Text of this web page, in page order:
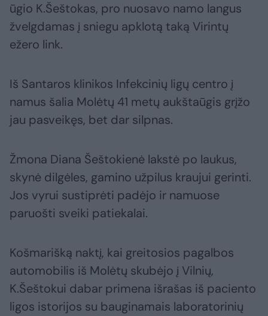
ūgio K.Šeštokas, pro nuosavo namo langus
žvelgdamas į sniegu apklotą taką Virintų
ežero link.
Iš Santaros klinikos Infekcinių ligų centro į
namus šalia Molėtų 41 metų aukštaūgis grįžo
jau pasveikęs, bet dar silpnas.
Žmona Diana Šeštokienė lakstė po laukus,
skynė dilgėles, gamino užpilus kraujui gerinti.
Jos vyrui sustiprėti padėjo ir namuose
paruošti sveiki patiekalai.
Košmarišką naktį, kai greitosios pagalbos
automobilis iš Molėtų skubėjo į Vilnių,
K.Šeštokui dabar primena išrašas iš paciento
ligos istorijos su bauginamais laboratorinių